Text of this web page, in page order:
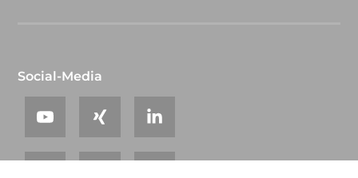
Social-Media